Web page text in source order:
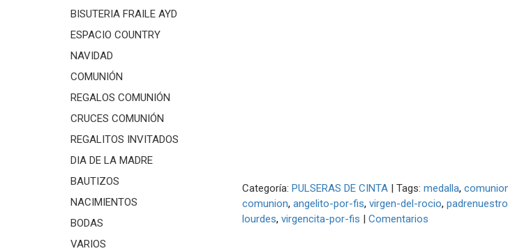
BISUTERIA FRAILE AYD
ESPACIO COUNTRY
NAVIDAD
COMUNIÓN
REGALOS COMUNIÓN
CRUCES COMUNIÓN
REGALITOS INVITADOS
DIA DE LA MADRE
BAUTIZOS
NACIMIENTOS
BODAS
VARIOS
Categoría: PULSERAS DE CINTA| Tags: medalla
comunion angelito-por-fis virgen-del-rocio padrenuestro
lourdes virgencita-por-fis | Comentarios